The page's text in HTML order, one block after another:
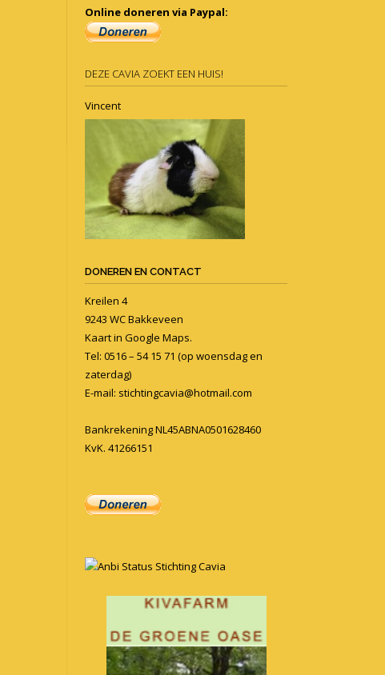
Online doneren via Paypal:
DEZE CAVIA ZOEKT EEN HUIS!
Vincent
DONEREN EN CONTACT
Kreilen 4
9243 WC Bakkeveen
Kaart in Google Maps.
Tel: 0516 – 54 15 71 (op woensdag en
zaterdag)
E-mail: stichtingcavia@hotmail.com
Bankrekening NL45ABNA0501628460
KvK. 41266151
Anbi Status Stichting Cavia